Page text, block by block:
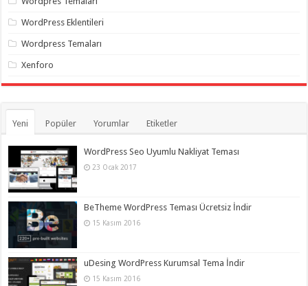
hilesi ,WordPress Eklentileri
Wordpress Temaları
Xenforo
Yeni Popüler Yorumlar Etiketler
WordPress Seo Uyumlu Nakliyat Teması
23 Ocak 2017
BeTheme WordPress Teması Ücretsiz İndir
15 Kasım 2016
uDesing WordPress Kurumsal Tema İndir
15 Kasım 2016